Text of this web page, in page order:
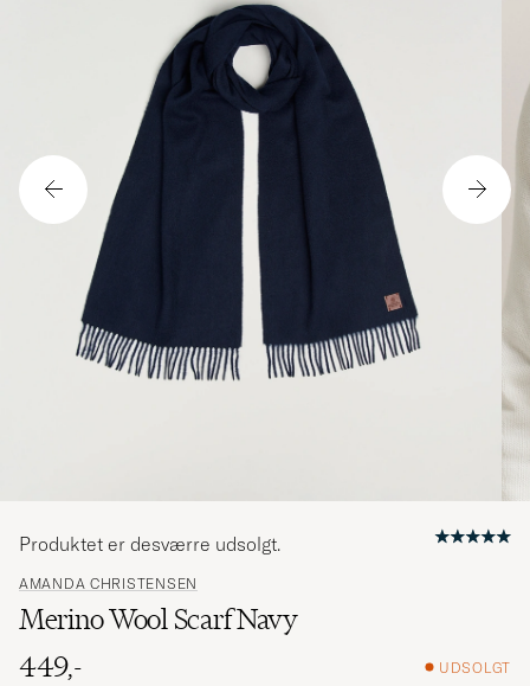
AMANDA CHRISTENSEN
Merino Wool Scarf Navy
449,-
UDSOLGT
Produktet er desværre udsolgt.